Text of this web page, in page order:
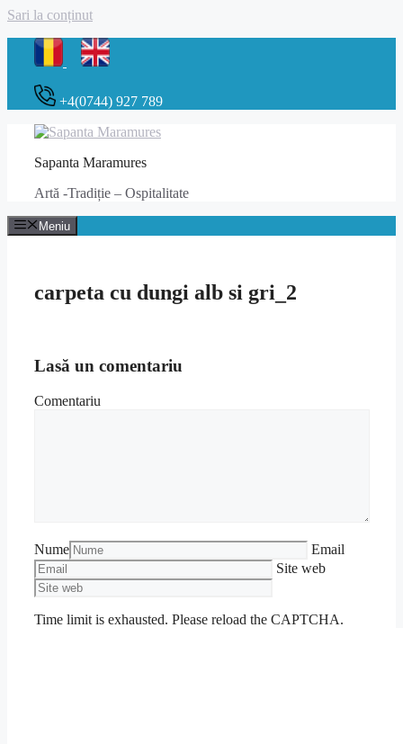
Sari la conținut
+4(0744) 927 789
Sapanta Maramures
Artă -Tradiție – Ospitalitate
Meniu
carpeta cu dungi alb si gri_2
Lasă un comentariu
Comentariu
Nume
Email
Site web
Time limit is exhausted. Please reload the CAPTCHA.